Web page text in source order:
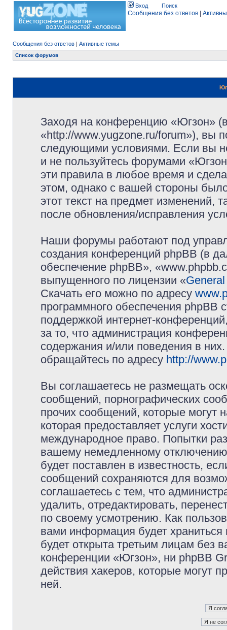
Вход Поиск
Сообщения без ответов
Сообщения без ответов | Активные темы
Список форумов
Заходя на конференцию «Югзон»
«http://www.yugzone.ru/forum»), вы
следующими условиями. Если вы
и не пользуйтесь форумами
эти правила в любое время и
этом, однако с вашей стороны
этот текст на предмет изменений,
после обновления/исправления
Наши форумы работают под
создания конференций phpBB (в
обеспечение phpBB»,
выпущенного по лицензии «
Скачать его можно по адресу
программного обеспечения phpBB
поддержкой интернет-
за то, что администрация
содержания и/или поведения в
обращайтесь по адресу http://
Вы соглашаетесь не размещать
сообщений, порнографических
прочих сообщений, которые могут
которая предоставляет услуги
международное право. Попытки
вашему немедленному
будет поставлен в известность,
сообщений сохраняются для
соглашаетесь с тем, что
удалить, отредактировать,
по своему усмотрению. Как
вами информация будет
будет открыта третьим лицам без
конференции «Югзон», ни phpBB
действия хакеров, которые могут
ней.